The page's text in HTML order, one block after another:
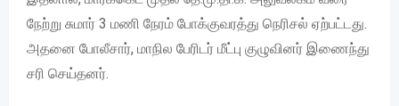
நேற்று சுமார் 3 மணி நேரம் போக்குவரத்து நெரிசல் ஏற்பட்டது.
அதனை போலீசார், மாநில பேரிடர் மீட்பு குழுவினர் இணைந்து
சரி செய்தனர்.